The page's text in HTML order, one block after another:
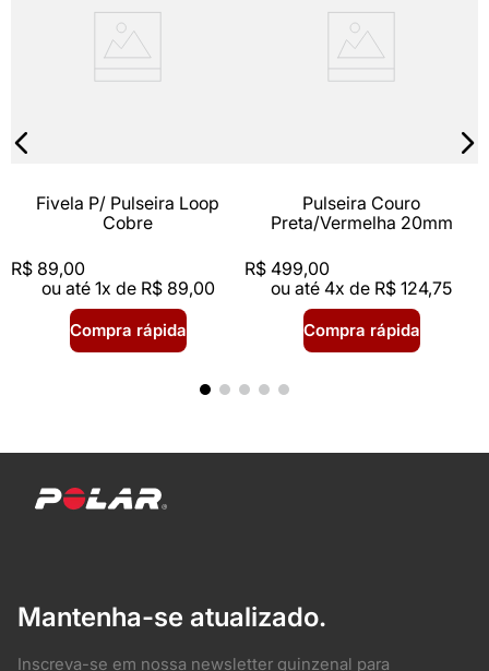
Fivela P/ Pulseira Loop
Cobre
R$ 89,00
ou até 1x de R$ 89,00
Compra rápida
Pulseira Couro
Preta/Vermelha 20mm
R$ 499,00
ou até 4x de R$ 124,75
Compra rápida
Mantenha-se atualizado.
Inscreva-se em nossa newsletter quinzenal para